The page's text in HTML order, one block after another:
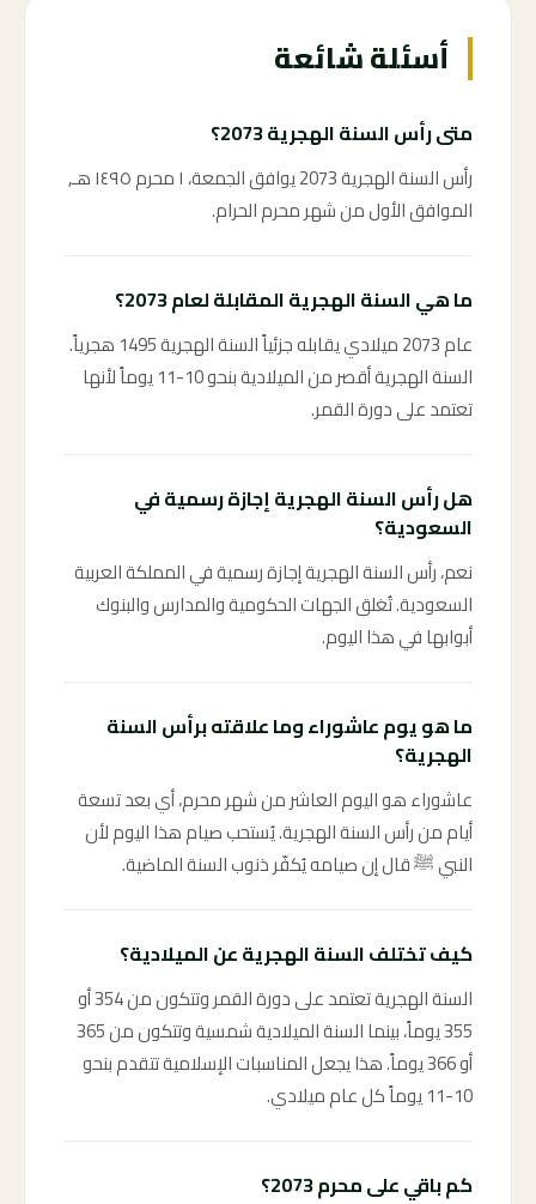
أسئلة شائعة
متى رأس السنة الهجرية 2073؟
رأس السنة الهجرية 2073 يوافق الجمعة، ١ محرم ١٤٩٥ هـ,
الموافق الأول من شهر محرم الحرام.
ما هي السنة الهجرية المقابلة لعام 2073؟
عام 2073 ميلادي يقابله جزئياً السنة الهجرية 1495 هجرياً.
السنة الهجرية أقصر من الميلادية بنحو 10-11 يوماً لأنها
تعتمد على دورة القمر.
هل رأس السنة الهجرية إجازة رسمية في
السعودية؟
نعم، رأس السنة الهجرية إجازة رسمية في المملكة العربية
السعودية. تُغلق الجهات الحكومية والمدارس والبنوك
أبوابها في هذا اليوم.
ما هو يوم عاشوراء وما علاقته برأس السنة
الهجرية؟
عاشوراء هو اليوم العاشر من شهر محرم، أي بعد تسعة
أيام من رأس السنة الهجرية. يُستحب صيام هذا اليوم لأن
النبي ﷺ قال إن صيامه يُكفّر ذنوب السنة الماضية.
كيف تختلف السنة الهجرية عن الميلادية؟
السنة الهجرية تعتمد على دورة القمر وتتكون من 354 أو
355 يوماً، بينما السنة الميلادية شمسية وتتكون من 365
أو 366 يوماً. هذا يجعل المناسبات الإسلامية تتقدم بنحو
10-11 يوماً كل عام ميلادي.
كم باقي على محرم 2073؟